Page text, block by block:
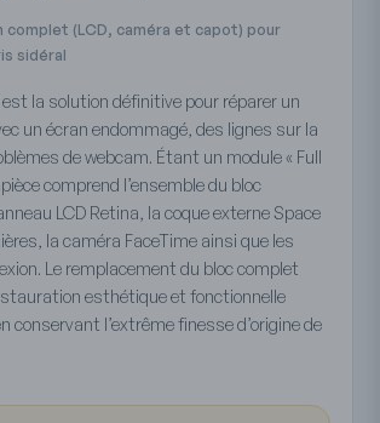
complet (LCD, caméra et capot) pour
sidéral
la solution définitive pour réparer un
un écran endommagé, des lignes sur la
de webcam. Étant un module « Full
comprend l’ensemble du bloc
LCD Retina, la coque externe Space
la caméra FaceTime ainsi que les
Le remplacement du bloc complet
esthétique et fonctionnelle
conservant l’extrême finesse d’origine de